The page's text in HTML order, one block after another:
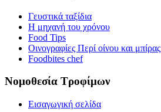
Γευστικά ταξίδια
Η μηχανή του χρόνου
Food Tips
Οινογραφίες Περί οίνου και μπίρας
Foodbites chef
Νομοθεσία Τροφίμων
Εισαγωγική σελίδα